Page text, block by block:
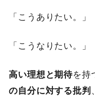
「こうありたい。」
「こうなりたい。」
高い理想と期待を持
の自分に対する批判